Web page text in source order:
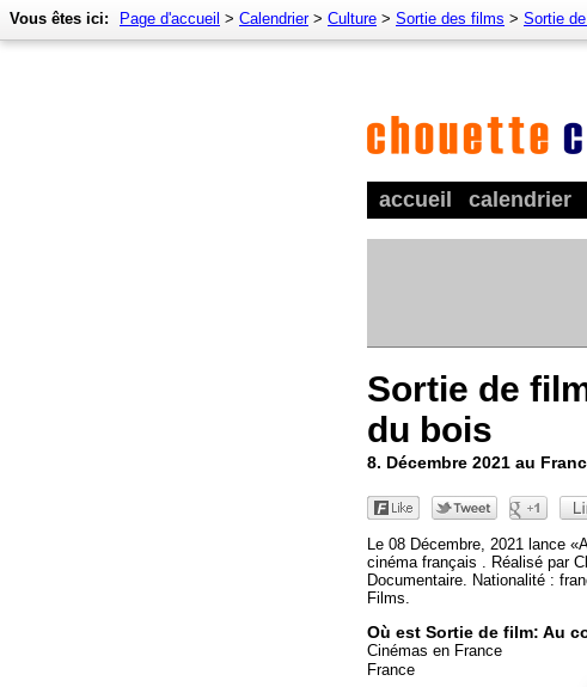
accueil calendrier
Vous êtes ici: Page d'accueil > Calendrier> Culture > Sortie des films > Sortie
Sortie de
du bois
8. Décembre 2021 au
Le 08 Décembre, 2021 lance
cinéma français . Réalisé par
Documentaire. Nationalité :
Films.
Où est Sortie de film: Au
Cinémas en France
France